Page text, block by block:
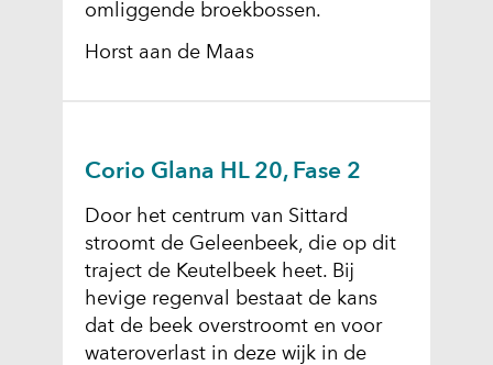
omliggende broekbossen.
Horst aan de Maas
Corio Glana HL 20, Fase 2
Door het centrum van Sittard
stroomt de Geleenbeek, die op dit
traject de Keutelbeek heet. Bij
hevige regenval bestaat de kans
dat de beek overstroomt en voor
wateroverlast in deze wijk in de